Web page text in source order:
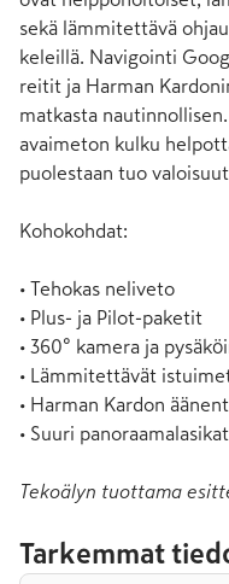
sekä lämmitettävä
keleillä. Navigointi
reitit ja Harman
matkasta
avaimeton kulku
puolestaan tuo
Kohokohdat:
• Tehokas neliveto
• Plus- ja Pilot-paketit
• 360° kamera ja
• Lämmitettävät
• Harman Kardon
• Suuri
Tekoälyn tuottama
Tarkemmat